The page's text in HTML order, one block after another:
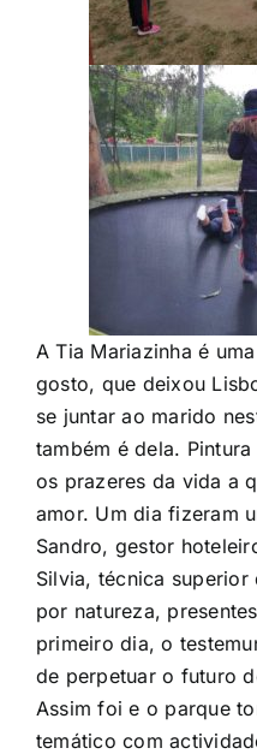
A Tia Mariazinha é
gosto, que deixou
se juntar ao marido
também é dela.
os prazeres da vida a
amor. Um dia fizeram
Sandro, gestor
Silvia, técnica superior
por natureza,
primeiro dia, o
de perpetuar o futuro
Assim foi e o parque
temático com